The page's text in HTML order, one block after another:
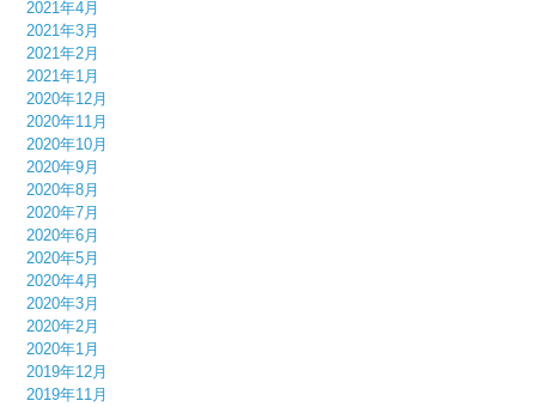
2021年4月
2021年3月
2021年2月
2021年1月
2020年12月
2020年11月
2020年10月
2020年9月
2020年8月
2020年7月
2020年6月
2020年5月
2020年4月
2020年3月
2020年2月
2020年1月
2019年12月
2019年11月